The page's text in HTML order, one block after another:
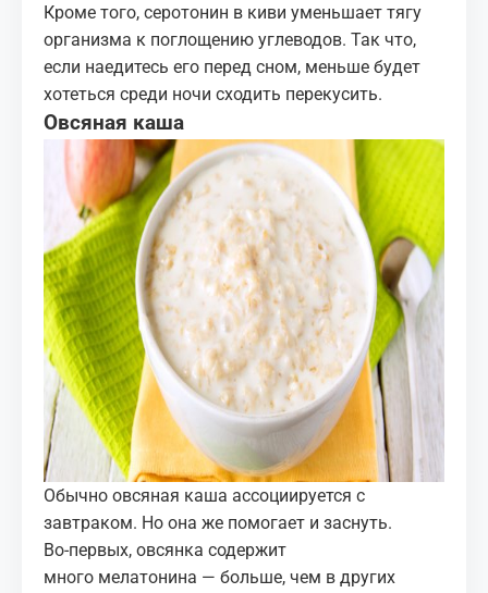
Кроме того, серотонин в киви уменьшает тягу
организма к поглощению углеводов. Так что,
если наедитесь его перед сном, меньше будет
хотеться среди ночи сходить перекусить.
Овсяная каша
Обычно овсяная каша ассоциируется с
завтраком. Но она же помогает и заснуть.
Во‑первых, овсянка содержит
много мелатонина — больше, чем в других